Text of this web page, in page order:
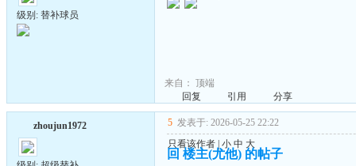
级别: 替补球员
来自： 顶端
回复
引用 分享
zhoujun1972 5 发表于: 2026-05-25 22:22
只看该作者 小 中 大
回 楼主(尤他) 的帖子